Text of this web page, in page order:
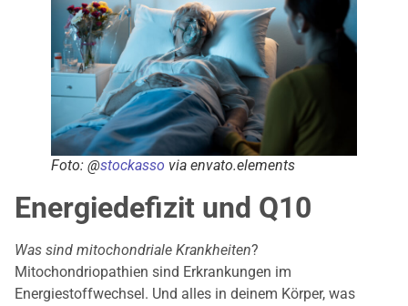
Foto: @stockasso via envato.elements
Energiedefizit und Q10
Was sind mitochondriale Krankheiten?
Mitochondriopathien sind Erkrankungen im
Energiestoffwechsel. Und alles in deinem Körper, was